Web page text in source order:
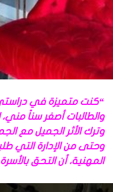
“كنت متميزة في
والطالبات أصغر سناً
وترك الأثر الجميل مع
وحتى من الإدارة التي
المهنية، أن التحق